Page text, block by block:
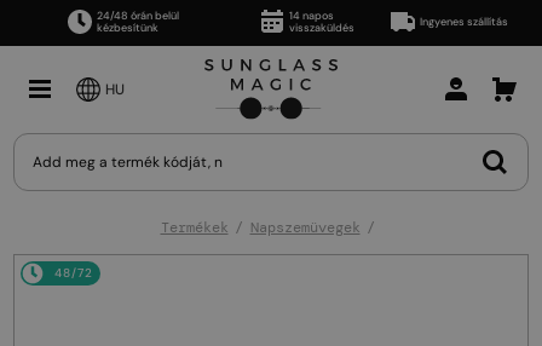
24/48 órán belül
kézbesítünk
14 napos
visszaküldés
Ingyenes szállítás
HU
Termékek Napszemüvegek
48/72